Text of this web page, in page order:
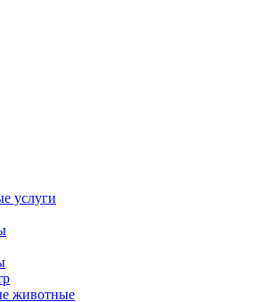
услуги
животные